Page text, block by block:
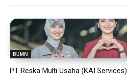
BUMN
PT Reska Multi Usaha (KAI Services)